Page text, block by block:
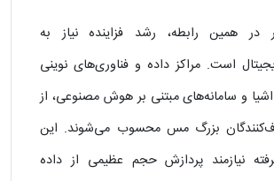
در همین رابطه، رشد فزاینده نیاز به
است. مراکز داده و فناوری‌های نوینی
و سامانه‌های مبتنی بر هوش مصنوعی، از
بزرگ مس محسوب می‌شوند. این
نیازمند پردازش حجم عظیمی از داده